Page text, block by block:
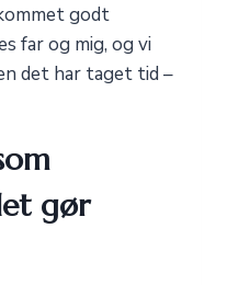
godt
far og mig, og vi
det har taget tid –
gør